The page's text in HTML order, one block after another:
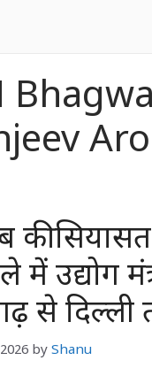
की
में उद्योग
से
by Shanu